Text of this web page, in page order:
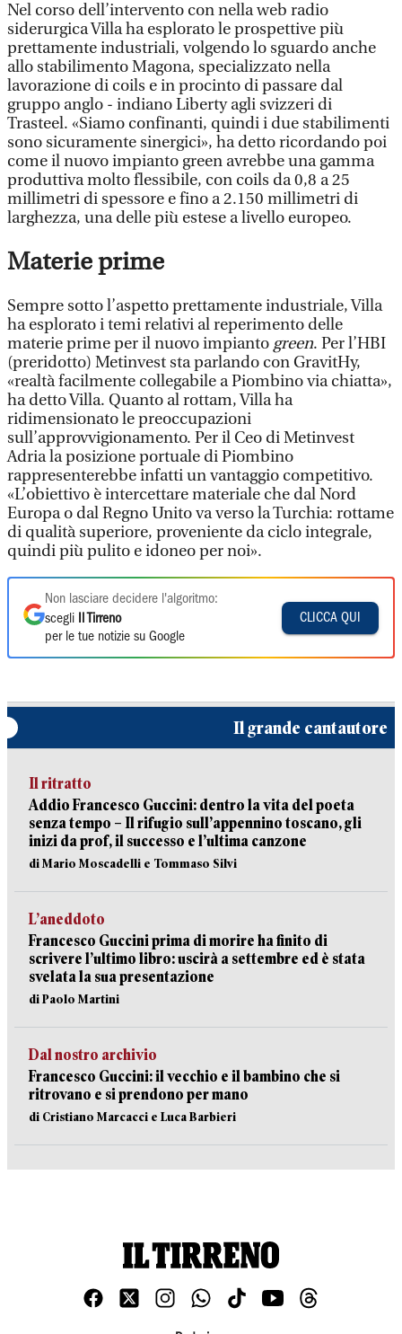
Nel corso dell’intervento con nella web radio
siderurgica Villa ha esplorato le prospettive più
prettamente industriali, volgendo lo sguardo anche
allo stabilimento Magona, specializzato nella
lavorazione di coils e in procinto di passare dal
gruppo anglo - indiano Liberty agli svizzeri di
Trasteel. «Siamo confinanti, quindi i due stabilimenti
sono sicuramente sinergici», ha detto ricordando poi
come il nuovo impianto green avrebbe una gamma
produttiva molto flessibile, con coils da 0,8 a 25
millimetri di spessore e fino a 2.150 millimetri di
larghezza, una delle più estese a livello europeo.
Materie prime
Sempre sotto l’aspetto prettamente industriale, Villa
ha esplorato i temi relativi al reperimento delle
materie prime per il nuovo impianto green. Per l’HBI
(preridotto) Metinvest sta parlando con GravitHy,
«realtà facilmente collegabile a Piombino via chiatta»,
ha detto Villa. Quanto al rottam, Villa ha
ridimensionato le preoccupazioni
sull’approvvigionamento. Per il Ceo di Metinvest
Adria la posizione portuale di Piombino
rappresenterebbe infatti un vantaggio competitivo.
«L’obiettivo è intercettare materiale che dal Nord
Europa o dal Regno Unito va verso la Turchia: rottame
di qualità superiore, proveniente da ciclo integrale,
quindi più pulito e idoneo per noi».
Non lasciare decidere l'algoritmo:
scegli
Il Tirreno
per le tue notizie su Google
CLICCA QUI
Il grande cantautore
Il ritratto
Addio Francesco Guccini: dentro la vita del poeta
senza tempo – Il rifugio sull’appennino toscano, gli
inizi da prof, il successo e l’ultima canzone
di Mario Moscadelli e Tommaso Silvi
L’aneddoto
Francesco Guccini prima di morire ha finito di
scrivere l’ultimo libro: uscirà a settembre ed è stata
svelata la sua presentazione
di Paolo Martini
Dal nostro archivio
Francesco Guccini: il vecchio e il bambino che si
ritrovano e si prendono per mano
di Cristiano Marcacci e Luca Barbieri